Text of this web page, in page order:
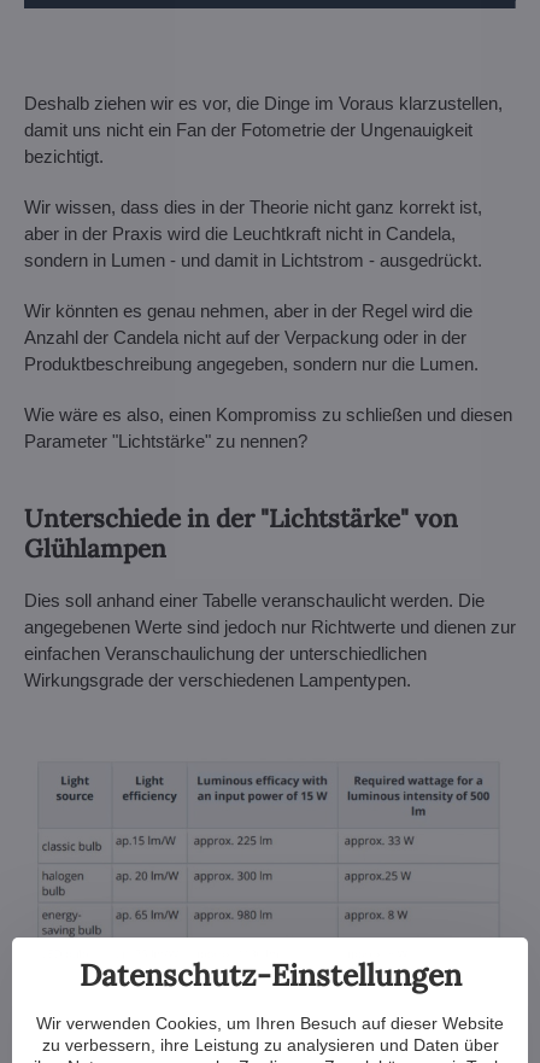
Deshalb ziehen wir es vor, die Dinge im Voraus klarzustellen,
damit uns nicht ein Fan der Fotometrie der Ungenauigkeit
bezichtigt.
Wir wissen, dass dies in der Theorie nicht ganz korrekt ist,
aber in der Praxis wird die Leuchtkraft nicht in Candela,
sondern in Lumen - und damit in Lichtstrom - ausgedrückt.
Wir könnten es genau nehmen, aber in der Regel wird die
Anzahl der Candela nicht auf der Verpackung oder in der
Produktbeschreibung angegeben, sondern nur die Lumen.
Wie wäre es also, einen Kompromiss zu schließen und diesen
Parameter "Lichtstärke" zu nennen?
Unterschiede in der "Lichtstärke" von
Glühlampen
Dies soll anhand einer Tabelle veranschaulicht werden. Die
angegebenen Werte sind jedoch nur Richtwerte und dienen zur
einfachen Veranschaulichung der unterschiedlichen
Wirkungsgrade der verschiedenen Lampentypen.
Datenschutz-Einstellungen
Wir verwenden Cookies, um Ihren Besuch auf dieser Website
zu verbessern, ihre Leistung zu analysieren und Daten über